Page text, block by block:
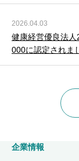
2026.04.03
健康経営優良法
000に認定されま
企業情報